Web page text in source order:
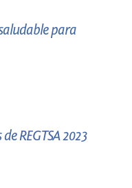
para
REGTSA 2023